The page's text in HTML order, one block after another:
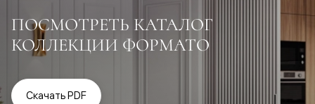
ПОСМОТРЕТЬ КАТАЛОГ
КОЛЛЕКЦИИ ФОРМАТО
Скачать PDF